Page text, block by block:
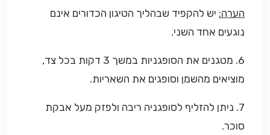
הערה: יש להקפיד שבהליך הטיגון הכדורים אינם
נוגעים אחד השני.
6. מטגנים את הסופגניות במשך 3 דקות בכל צד,
מוציאים מהשמן וסופגים את השאריות.
7. ניתן להזליף לסופגניה ריבה ולפזק מעל אבקת
סוכר.